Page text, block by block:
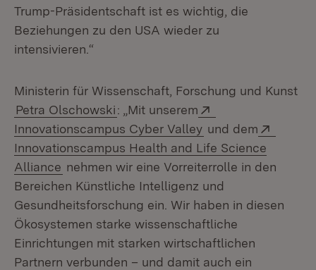
Trump-Präsidentschaft ist es wichtig, die
Beziehungen zu den USA wieder zu
intensivieren.“
Ministerin für Wissenschaft, Forschung und Kunst
Petra Olschowski: „Mit unserem
Innovationscampus Cyber Valley (Öffnet in neuem
und dem
Innovationscampus Health and Life Science
Alliance (Öffnet in neuem Fenster)
nehmen wir eine Vorreiterrolle in den
Bereichen Künstliche Intelligenz und
Gesundheitsforschung ein. Wir haben in diesen
Ökosystemen starke wissenschaftliche
Einrichtungen mit starken wirtschaftlichen
Partnern verbunden – und damit auch ein